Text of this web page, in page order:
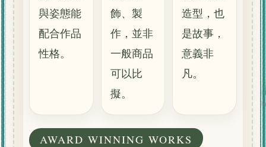
與姿態能
配合作品
性格。
飾、製
作，並非
一般商品
可以比
擬。
造型，也
是故事，
意義非
凡。
AWARD WINNING WORKS